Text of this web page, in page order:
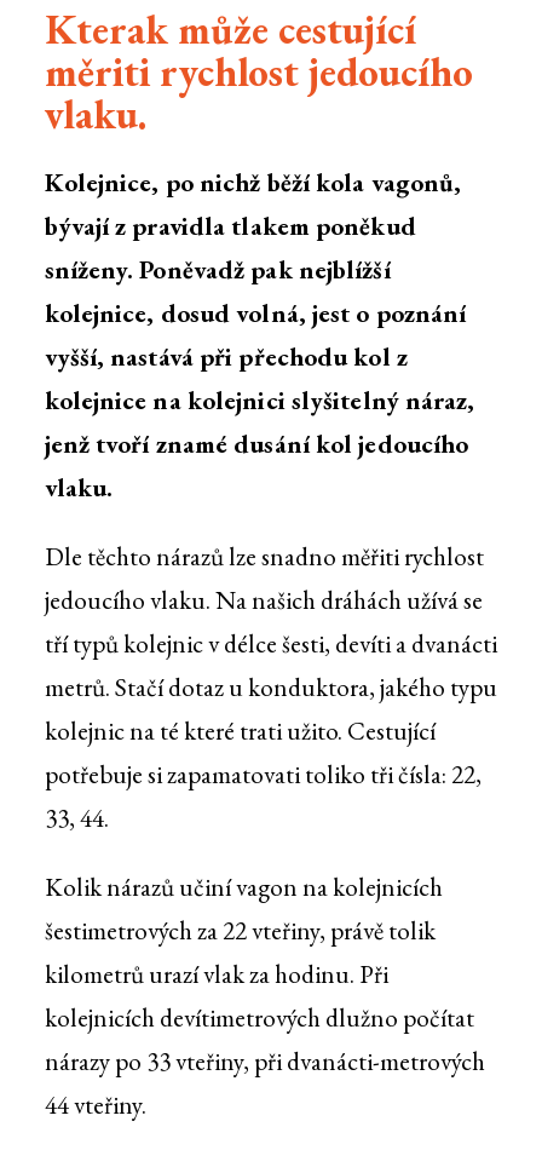
Kterak může cestující
měriti rychlost jedoucího
vlaku.
Kolejnice, po nichž běží kola vagonů,
bývají z pravidla tlakem poněkud
sníženy. Poněvadž pak nejblížší
kolejnice, dosud volná, jest o poznání
vyšší, nastává při přechodu kol z
kolejnice na kolejnici slyšitelný náraz,
jenž tvoří znamé dusání kol jedoucího
vlaku.
Dle těchto nárazů lze snadno měřiti rychlost
jedoucího vlaku. Na našich dráhách užívá se
tří typů kolejnic v délce šesti, devíti a dvanácti
metrů. Stačí dotaz u konduktora, jakého typu
kolejnic na té které trati užito. Cestující
potřebuje si zapamatovati toliko tři čísla: 22,
33, 44.
Kolik nárazů učiní vagon na kolejnicích
šestimetrových za 22 vteřiny, právě tolik
kilometrů urazí vlak za hodinu. Při
kolejnicích devítimetrových dlužno počítat
nárazy po 33 vteřiny, při dvanácti-metrových
44 vteřiny.